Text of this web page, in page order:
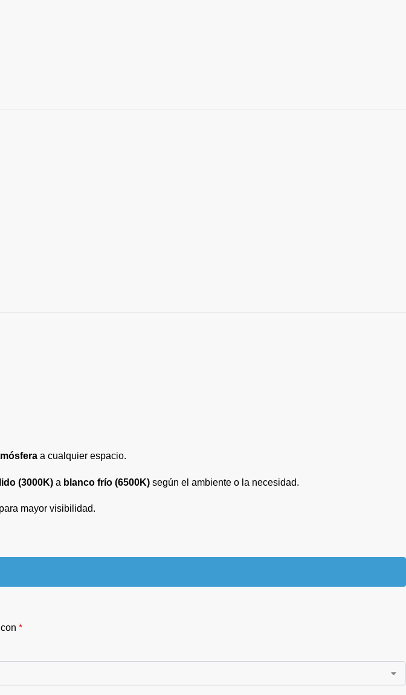
a cualquier espacio.
(3000K) a blanco frío (6500K) según el ambiente o la necesidad.
para mayor visibilidad.
*